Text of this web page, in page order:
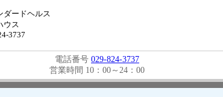
ダードヘルス
ウス
3737
電話番号 029-824-3737
営業時間 10：00～24：00